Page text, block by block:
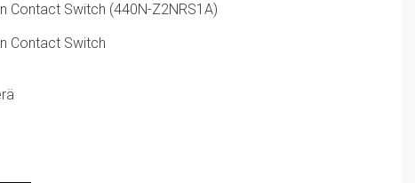
Contact Switch (440N-Z2NRS1A)
Contact Switch